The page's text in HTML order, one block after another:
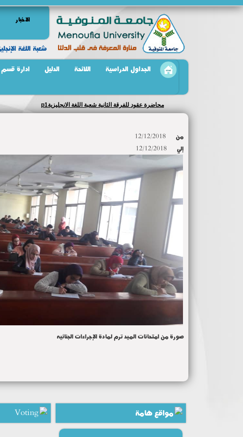
الاخبار
شعبة اللغة
الجداول الدراسية
اللائحة الدليل ادارة قسم
محاضرة عقود للفرقة الثانية شعبة اللغة الانجليزيةp1
من
12/12/2018
إلي
12/12/2018
صورة من امتحانات الميد ترم لمادة الإجراءات الجنائيه
مواقع هامة Voting